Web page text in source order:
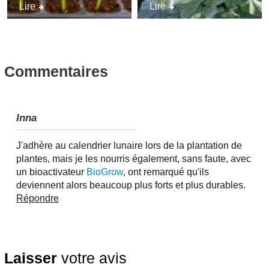
Lire Lire
Commentaires
Inna
J'adhère au calendrier lunaire lors de la plantation de
plantes, mais je les nourris également, sans faute, avec
un bioactivateur BioGrow, ont remarqué qu'ils
deviennent alors beaucoup plus forts et plus durables.
Répondre
Laisservotre avis